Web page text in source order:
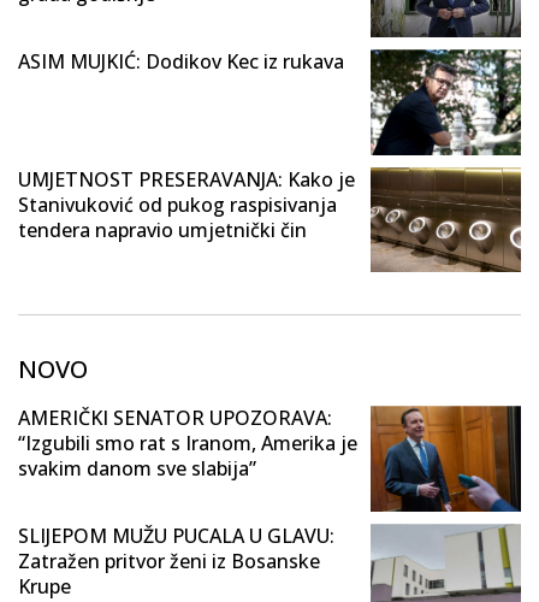
ASIM MUJKIĆ: Dodikov Kec iz rukava
UMJETNOST PRESERAVANJA: Kako je
Stanivuković od pukog raspisivanja
tendera napravio umjetnički čin
NOVO
AMERIČKI SENATOR UPOZORAVA:
“Izgubili smo rat s Iranom, Amerika je
svakim danom sve slabija”
SLIJEPOM MUŽU PUCALA U GLAVU:
Zatražen pritvor ženi iz Bosanske
Krupe